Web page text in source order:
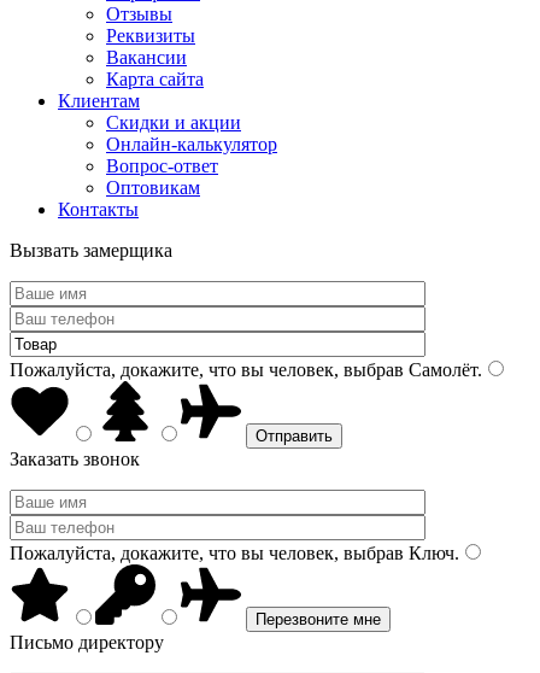
Отзывы
Реквизиты
Вакансии
Карта сайта
Клиентам
Скидки и акции
Онлайн-калькулятор
Вопрос-ответ
Оптовикам
Контакты
Вызвать замерщика
Пожалуйста, докажите, что вы человек, выбрав Самолёт.
Заказать звонок
Пожалуйста, докажите, что вы человек, выбрав Ключ.
Письмо директору